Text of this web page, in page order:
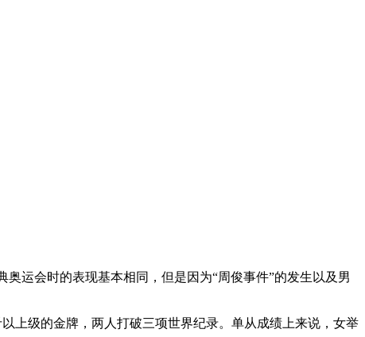
运会时的表现基本相同，但是因为“周俊事件”的发生以及男
上级的金牌，两人打破三项世界纪录。单从成绩上来说，女举